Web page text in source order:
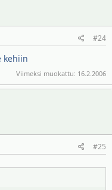
#24
kehiin
Viimeksi muokattu: 16.2.2006
#25